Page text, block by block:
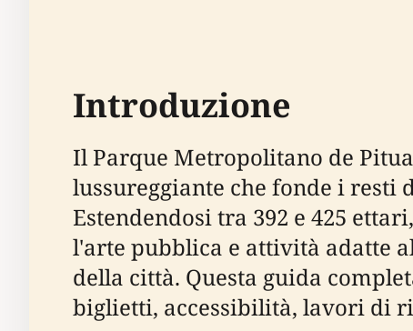
Introduzione
Il Parque Metropolitano de
lussureggiante che fonde i resti
Estendendosi tra 392 e 425
l'arte pubblica e attività adatte
della città. Questa guida
biglietti, accessibilità, lavori di